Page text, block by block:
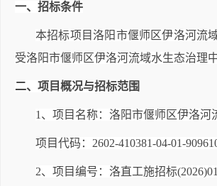
一、招标条件
本招标项目洛阳市偃师区伊洛河流
受洛阳市偃师区伊洛河流域水生态治理
二、项目概况与招标范围
1 、项目名称：洛阳市偃师区伊洛河
项目代码 ：2602-410381-04-01-
2、项目编号：洛直工施招标